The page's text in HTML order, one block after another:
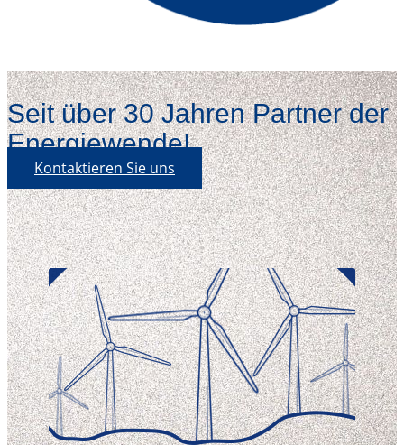
Seit über 30 Jahren Partner der
Energiewende!
Kontaktieren Sie uns